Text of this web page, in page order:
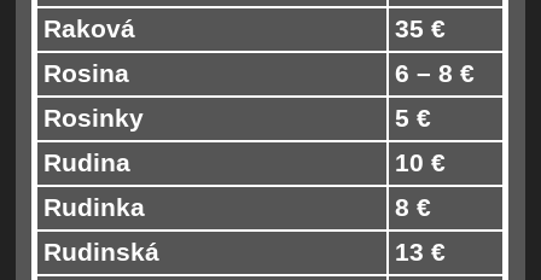
Raková
35 €
Rosina
6 – 8 €
Rosinky
5 €
Rudina
10 €
Rudinka
8 €
Rudinská
13 €